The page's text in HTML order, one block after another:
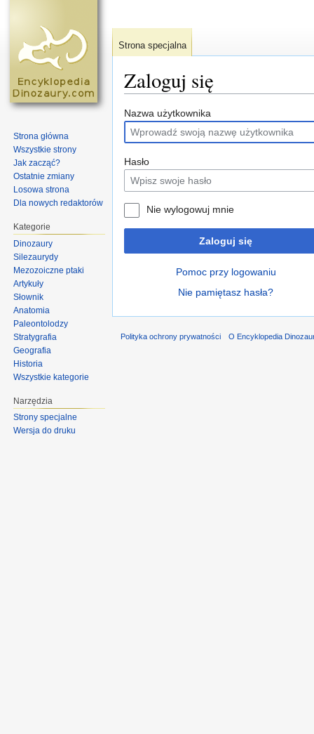
Zaloguj się
Nazwa użytkownika
Hasło
Nie wylogowuj mnie
Zaloguj się
Pomoc przy logowaniu
Nie pamiętasz hasła?
Strona specjalna
Strona główna
Wszystkie strony
Jak zacząć?
Ostatnie zmiany
Losowa strona
Dla nowych redaktorów
Kategorie
Dinozaury
Silezaurydy
Mezozoiczne ptaki
Artykuły
Słownik
Anatomia
Paleontolodzy
Stratygrafia
Geografia
Historia
Wszystkie kategorie
Narzędzia
Strony specjalne
Wersja do druku
Polityka ochrony prywatności O Encyklopedia